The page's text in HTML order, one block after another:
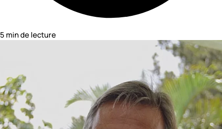
5 min de lecture